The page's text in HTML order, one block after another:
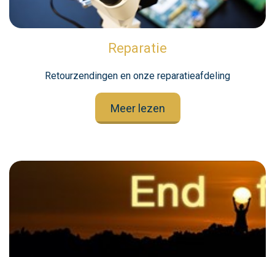
Reparatie
Retourzendingen en onze reparatieafdeling
Meer lezen